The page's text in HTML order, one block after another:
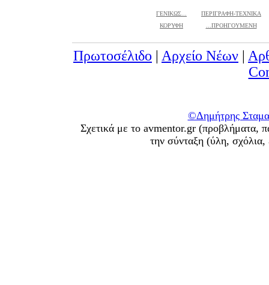
ΓΕΝΙΚΩΣ...
ΠΕΡΙΓΡΑΦΗ-ΤΕΧΝΙΚΑ
ΚΟΡΥΦΗ
...ΠΡΟΗΓΟΥΜΕΝΗ
Πρωτοσέλιδο | Αρχείο Νέων |
©Δημήτρης
Σχετικά με το avmentor.gr (προβλήματα,
την σύνταξη (ύλη,